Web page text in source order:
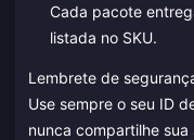
Cada pacote
listada no SKU.
Lembrete de
Use sempre o seu ID
nunca compartilhe